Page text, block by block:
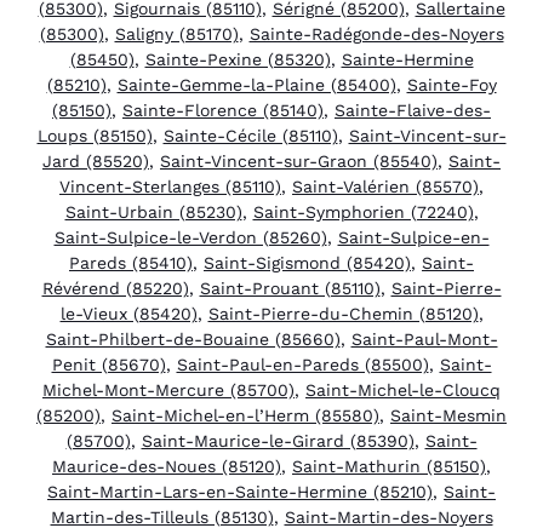
(85300), Sigournais (85110), Sérigné (85200), Sallertaine
(85300), Saligny (85170), Sainte-Radégonde-des-Noyers
(85450), Sainte-Pexine (85320), Sainte-Hermine
(85210), Sainte-Gemme-la-Plaine (85400), Sainte-Foy
(85150), Sainte-Florence (85140), Sainte-Flaive-des-
Loups (85150), Sainte-Cécile (85110), Saint-Vincent-sur-
Jard (85520), Saint-Vincent-sur-Graon (85540), Saint-
Vincent-Sterlanges (85110), Saint-Valérien (85570),
Saint-Urbain (85230), Saint-Symphorien (72240),
Saint-Sulpice-le-Verdon (85260), Saint-Sulpice-en-
Pareds (85410), Saint-Sigismond (85420), Saint-
Révérend (85220), Saint-Prouant (85110), Saint-Pierre-
le-Vieux (85420), Saint-Pierre-du-Chemin (85120),
Saint-Philbert-de-Bouaine (85660), Saint-Paul-Mont-
Penit (85670), Saint-Paul-en-Pareds (85500), Saint-
Michel-Mont-Mercure (85700), Saint-Michel-le-Cloucq
(85200), Saint-Michel-en-l’Herm (85580), Saint-Mesmin
(85700), Saint-Maurice-le-Girard (85390), Saint-
Maurice-des-Noues (85120), Saint-Mathurin (85150),
Saint-Martin-Lars-en-Sainte-Hermine (85210), Saint-
Martin-des-Tilleuls (85130), Saint-Martin-des-Noyers